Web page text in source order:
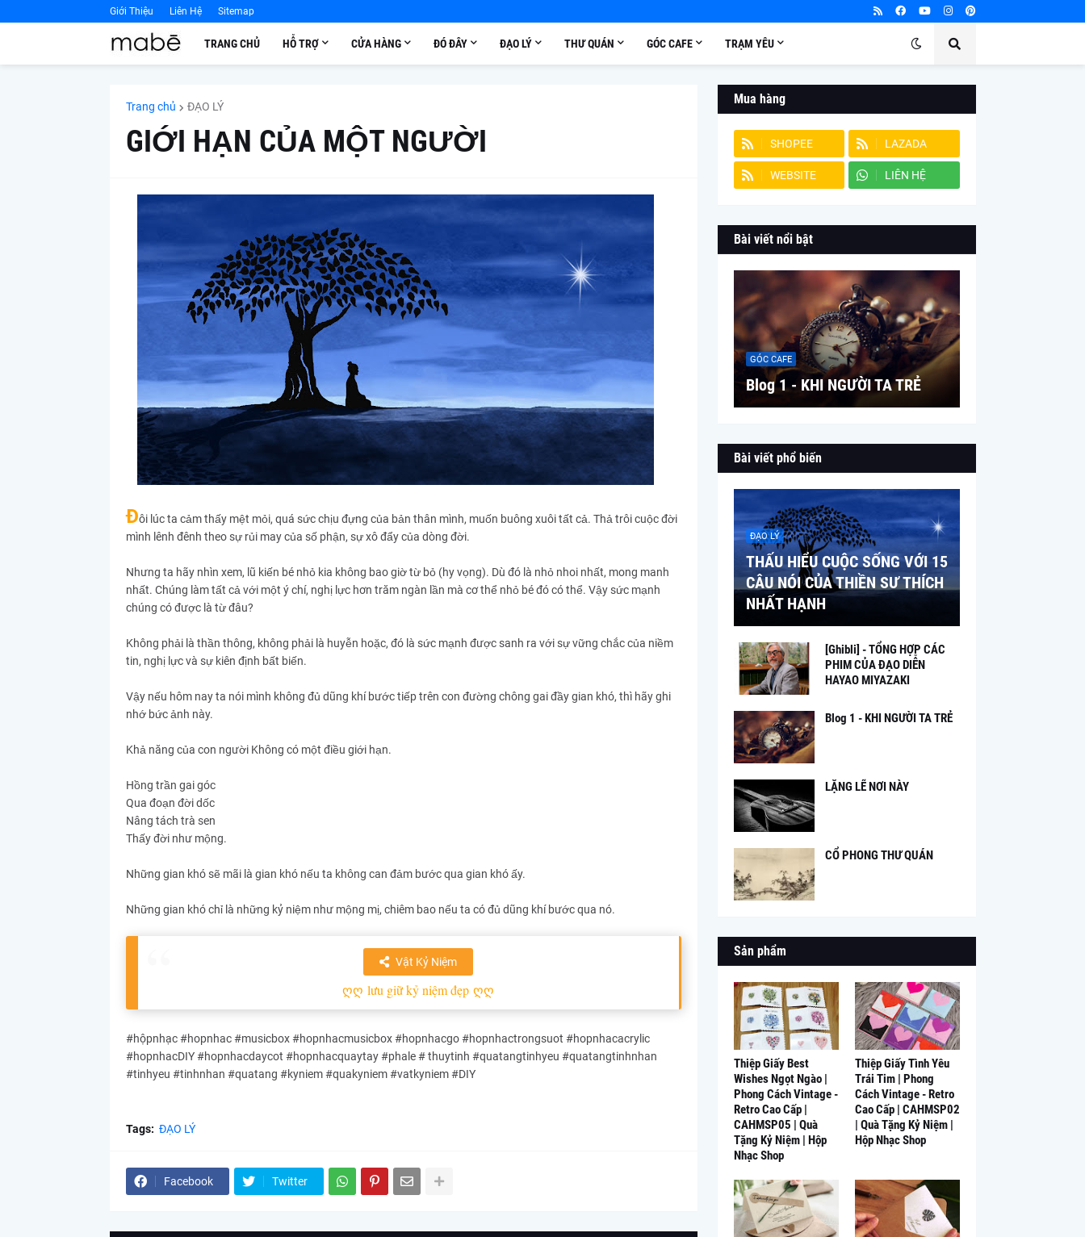
Giới Thiệu Liên Hệ Sitemap
TRANG CHỦ HỖ TRỢ CỬA HÀNG ĐÓ ĐÂY ĐẠO LÝ THƯ QUÁN GÓC CAFE TRẠM YÊU
Trang chủ ĐẠO LÝ
GIỚI HẠN CỦA MỘT NGƯỜI
Đôi lúc ta cảm thấy mệt mỏi, quá sức chịu đựng của bản thân mình, muốn buông xuôi tất cả. Thả trôi cuộc đời
mình lênh đênh theo sự rủi may của số phận, sự xô đẩy của dòng đời.
Nhưng ta hãy nhìn xem, lũ kiến bé nhỏ kia không bao giờ từ bỏ (hy vọng). Dù đó là nhỏ nhoi nhất, mong manh
nhất. Chúng làm tất cả với một ý chí, nghị lực hơn trăm ngàn lần mà cơ thể nhỏ bé đó có thể. Vậy sức mạnh
chúng có được là từ đâu?
Không phải là thần thông, không phải là huyễn hoặc, đó là sức mạnh được sanh ra với sự vững chắc của niềm
tin, nghị lực và sự kiên định bất biến.
Vậy nếu hôm nay ta nói mình không đủ dũng khí bước tiếp trên con đường chông gai đầy gian khó, thì hãy ghi
nhớ bức ảnh này.
Khả năng của con người Không có một điều giới hạn.
Hồng trần gai góc
Qua đoạn đời dốc
Nâng tách trà sen
Thấy đời như mộng.
Những gian khó sẽ mãi là gian khó nếu ta không can đảm bước qua gian khó ấy.
Những gian khó chỉ là những kỷ niệm như mộng mị, chiêm bao nếu ta có đủ dũng khí bước qua nó.
Vật Kỷ Niệm
ღღ lưu giữ kỷ niệm đẹp ღღ
#hộpnhạc #hopnhac #musicbox #hopnhacmusicbox #hopnhacgo #hopnhactrongsuot #hopnhacacrylic
#hopnhacDIY #hopnhacdaycot #hopnhacquaytay #phale # thuytinh #quatangtinhyeu #quatangtinhnhan
#tinhyeu #tinhnhan #quatang #kyniem #quakyniem #vatkyniem #DIY
Tags: ĐẠO LÝ
Facebook Twitter
Mua hàng
SHOPEE LAZADA
WEBSITE LIÊN HỆ
Bài viết nổi bật
GÓC CAFE
Blog 1 - KHI NGƯỜI TA TRẺ
Bài viết phổ biến
ĐẠO LÝ
THẤU HIỂU CUỘC SỐNG VỚI 15
CÂU NÓI CỦA THIỀN SƯ THÍCH
NHẤT HẠNH
[Ghibli] - TỔNG HỢP CÁC
PHIM CỦA ĐẠO DIỄN
HAYAO MIYAZAKI
Blog 1 - KHI NGƯỜI TA TRẺ
LẶNG LẼ NƠI NÀY
CỔ PHONG THƯ QUÁN
Sản phẩm
Thiệp Giấy Best
Wishes Ngọt Ngào |
Phong Cách Vintage -
Retro Cao Cấp |
CAHMSP05 | Quà
Tặng Kỷ Niệm | Hộp
Nhạc Shop
Thiệp Giấy Tình Yêu
Trái Tim | Phong
Cách Vintage - Retro
Cao Cấp | CAHMSP02
| Quà Tặng Kỷ Niệm |
Hộp Nhạc Shop